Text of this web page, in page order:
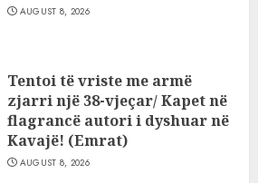
AUGUST 8, 2026
Tentoi të vriste me armë
zjarri një 38-vjeçar/ Kapet në
flagrancë autori i dyshuar në
Kavajë! (Emrat)
AUGUST 8, 2026